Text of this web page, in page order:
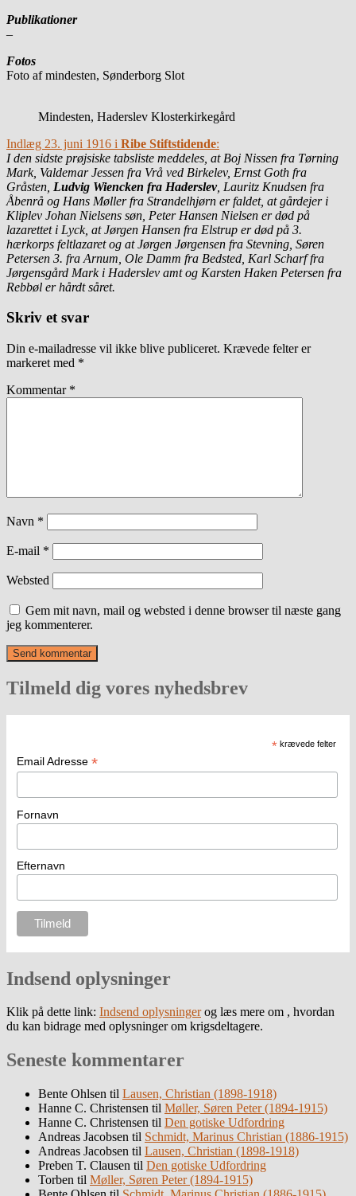
Publikationer
–
Fotos
Foto af mindesten, Sønderborg Slot
Mindesten, Haderslev Klosterkirkegård
Indlæg 23. juni 1916 i Ribe Stiftstidende:
I den sidste prøjsiske tabsliste meddeles, at Boj Nissen fra Tørning
Mark, Valdemar Jessen fra Vrå ved Birkelev, Ernst Goth fra
Gråsten, Ludvig Wiencken fra Haderslev, Lauritz Knudsen fra
Åbenrå og Hans Møller fra Strandelhjørn er faldet, at gårdejer i
Kliplev Johan Nielsens søn, Peter Hansen Nielsen er død på
lazarettet i Lyck, at Jørgen Hansen fra Elstrup er død på 3.
hærkorps feltlazaret og at Jørgen Jørgensen fra Stevning, Søren
Petersen 3. fra Arnum, Ole Damm fra Bedsted, Karl Scharf fra
Jørgensgård Mark i Haderslev amt og Karsten Haken Petersen fra
Rebbøl er hårdt såret.
Skriv et svar
Din e-mailadresse vil ikke blive publiceret. Krævede felter er
markeret med *
Kommentar *
Navn *
E-mail *
Websted
Gem mit navn, mail og websted i denne browser til næste gang
jeg kommenterer.
Tilmeld dig vores nyhedsbrev
* krævede felter
Email Adresse *
Fornavn
Efternavn
Indsend oplysninger
Klik på dette link: Indsend oplysningerog læs mere om , hvordan
du kan bidrage med oplysninger om krigsdeltagere.
Seneste kommentarer
Bente Ohlsen til Lausen, Christian (1898-1918)
Hanne C. Christensen til Møller, Søren Peter (1894-1915)
Hanne C. Christensen til Den gotiske Udfordring
Andreas Jacobsen til Schmidt, Marinus Christian (1886-1915)
Andreas Jacobsen til Lausen, Christian (1898-1918)
Preben T. Clausen til Den gotiske Udfordring
Torben til Møller, Søren Peter (1894-1915)